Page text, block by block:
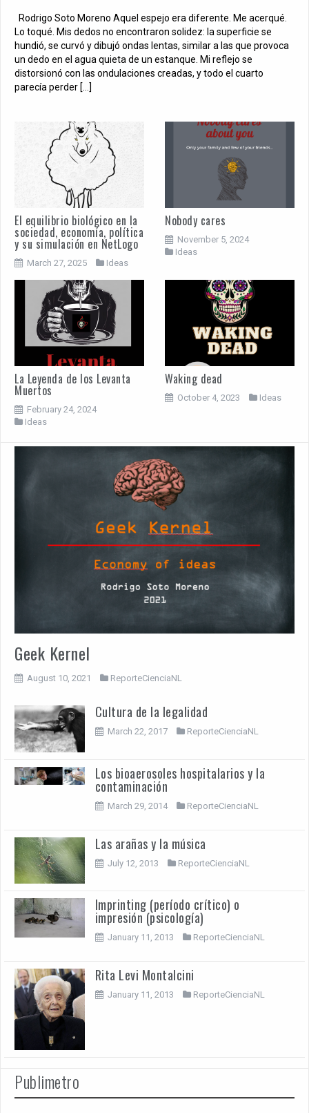
Rodrigo Soto Moreno Aquel espejo era diferente. Me acerqué.
Lo toqué. Mis dedos no encontraron solidez: la superficie se
hundió, se curvó y dibujó ondas lentas, similar a las que provoca
un dedo en el agua quieta de un estanque. Mi reflejo se
distorsionó con las ondulaciones creadas, y todo el cuarto
parecía perder […]
El equilibrio biológico en la
sociedad, economía, política
y su simulación en NetLogo
March 27, 2025 Ideas
Nobody cares
November 5, 2024
Ideas
La Leyenda de los Levanta
Muertos
February 24, 2024
Ideas
Waking dead
October 4, 2023 Ideas
Geek Kernel
August 10, 2021 ReporteCienciaNL
Cultura de la legalidad
March 22, 2017 ReporteCienciaNL
Los bioaerosoles hospitalarios y la
contaminación
March 29, 2014 ReporteCienciaNL
Las arañas y la música
July 12, 2013 ReporteCienciaNL
Imprinting (período crítico) o
impresión (psicología)
January 11, 2013 ReporteCienciaNL
Rita Levi Montalcini
January 11, 2013 ReporteCienciaNL
Publimetro